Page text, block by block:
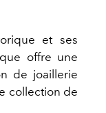
et ses
offre une
de joaillerie
collection de